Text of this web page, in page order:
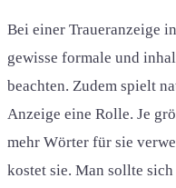
Bei einer Traueranzeige
gewisse formale und
beachten. Zudem spielt
Anzeige eine Rolle. Je
mehr Wörter für sie
kostet sie. Man sollte